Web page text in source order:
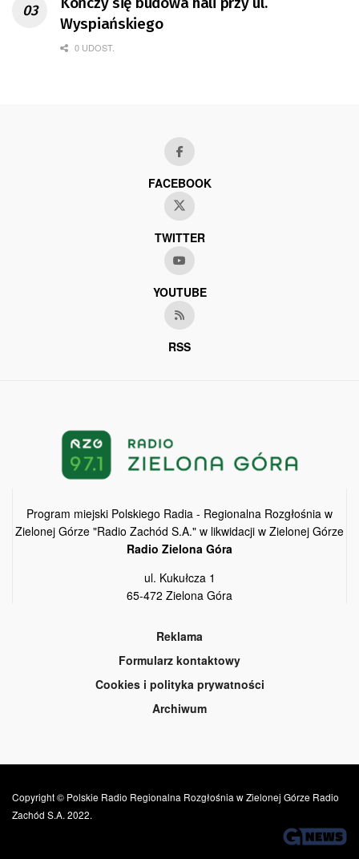
Wyspiańskiego
0 UDOST.
FACEBOOK
TWITTER
YOUTUBE
RSS
Program miejski Polskiego Radia - Regionalna Rozgłośnia w
Zielonej Górze "Radio Zachód S.A." w likwidacji w Zielonej Górze
Radio Zielona Góra
ul. Kukułcza 1
65-472 Zielona Góra
Reklama
Formularz kontaktowy
Cookies i polityka prywatności
Archiwum
Copyright © Polskie Radio Regionalna Rozgłośnia w Zielonej Górze Radio
Zachód S.A. 2022.